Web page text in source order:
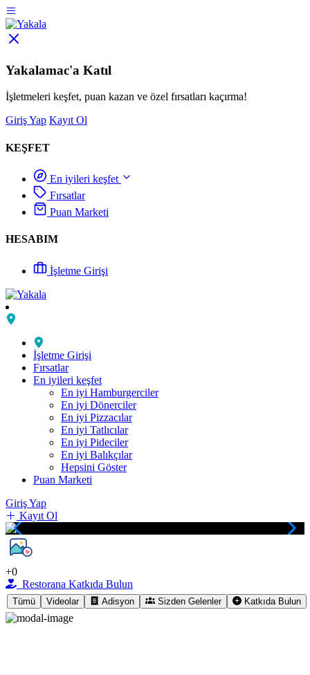
Yakalamac'a Katıl
İşletmeleri keşfet, puan kazan ve özel fırsatları kaçırma!
Giriş Yap Kayıt Ol
KEŞFET
En iyileri keşfet
Fırsatlar
Puan Marketi
HESABIM
İşletme Girişi
İşletme Girişi
Fırsatlar
En iyileri keşfet
En iyi Hamburgerciler
En iyi Dönerciler
En iyi Pizzacılar
En iyi Tatlıcılar
En iyi Pideciler
En iyi Balıkçılar
Hepsini Göster
Puan Marketi
Giriş Yap
Kayıt Ol
+0
Restorana Katkıda Bulun
Tümü Videolar Adisyon Sizden Gelenler Katkıda Bulun